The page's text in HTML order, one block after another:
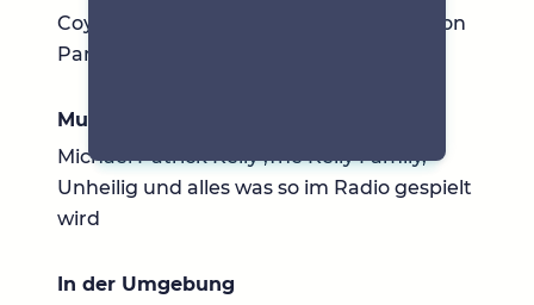
Coyote Ugly, Prison Break, Die Tribute von
Panem
Musik
Michael Patrick Kelly ,The Kelly Family,
Unheilig und alles was so im Radio gespielt
wird
In der Umgebung